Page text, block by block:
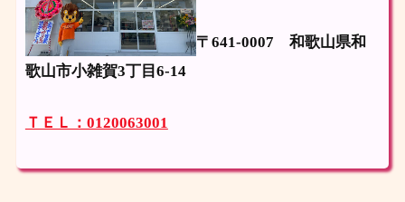
〒641-0007 和歌山県和
歌山市小雑賀3丁目6-14
ＴＥＬ：0120063001